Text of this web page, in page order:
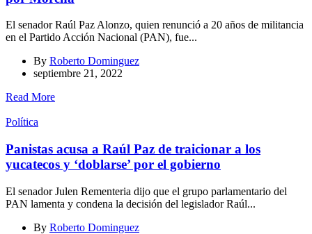
El senador Raúl Paz Alonzo, quien renunció a 20 años de militancia
en el Partido Acción Nacional (PAN), fue...
By Roberto Dominguez
septiembre 21, 2022
Read More
Política
Panistas acusa a Raúl Paz de traicionar a los
yucatecos y ‘doblarse’ por el gobierno
El senador Julen Rementeria dijo que el grupo parlamentario del
PAN lamenta y condena la decisión del legislador Raúl...
By Roberto Dominguez